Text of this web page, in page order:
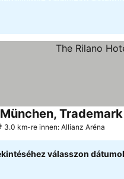
3.0 km-re innen: Allianz Aréna
válasszon